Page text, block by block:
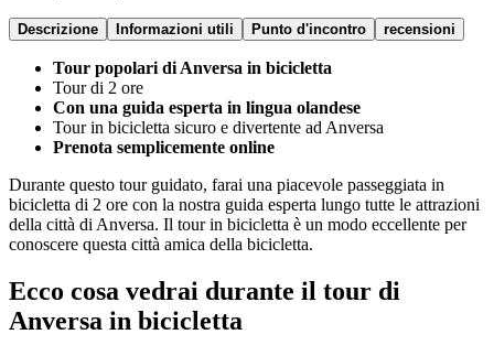
Descrizione Informazioni utili Punto d'incontro recensioni
Tour popolari di Anversa in bicicletta
Tour di 2 ore
Con una guida esperta in lingua olandese
Tour in bicicletta sicuro e divertente ad Anversa
Prenota semplicemente online
Durante questo tour guidato, farai una piacevole passeggiata in
bicicletta di 2 ore con la nostra guida esperta lungo tutte le attrazioni
della città di Anversa. Il tour in bicicletta è un modo eccellente per
conoscere questa città amica della bicicletta.
Ecco cosa vedrai durante il tour di
Anversa in bicicletta